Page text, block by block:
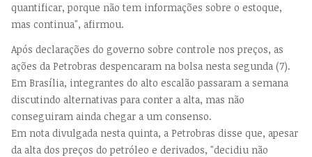
quantificar, porque não tem informações sobre o estoque,
mas continua", afirmou.
Após declarações do governo sobre controle nos preços, as
ações da Petrobras despencaram na bolsa nesta segunda (7).
Em Brasília, integrantes do alto escalão passaram a semana
discutindo alternativas para conter a alta, mas não
conseguiram ainda chegar a um consenso.
Em nota divulgada nesta quinta, a Petrobras disse que, apesar
da alta dos preços do petróleo e derivados, "decidiu não